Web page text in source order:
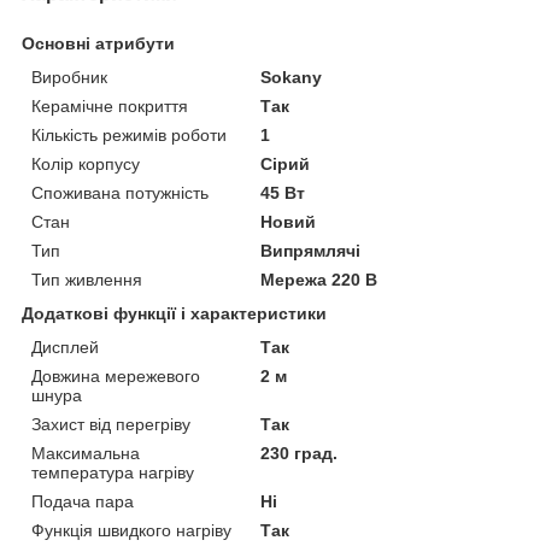
Основні атрибути
Виробник
Sokany
Керамічне покриття
Так
Кількість режимів роботи
1
Колір корпусу
Сірий
Споживана потужність
45 Вт
Стан
Новий
Тип
Випрямлячі
Тип живлення
Мережа 220 В
Додаткові функції і характеристики
Дисплей
Так
Довжина мережевого
шнура
2 м
Захист від перегріву
Так
Максимальна
температура нагріву
230 град.
Подача пара
Ні
Функція швидкого нагріву
Так